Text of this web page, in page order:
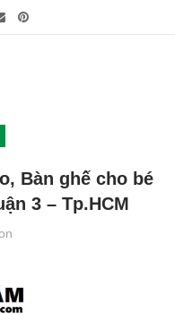
Bàn ghế cho bé
3 – Tp.HCM